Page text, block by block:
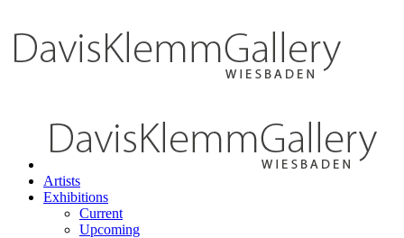
Artists
Exhibitions
Current
Upcoming